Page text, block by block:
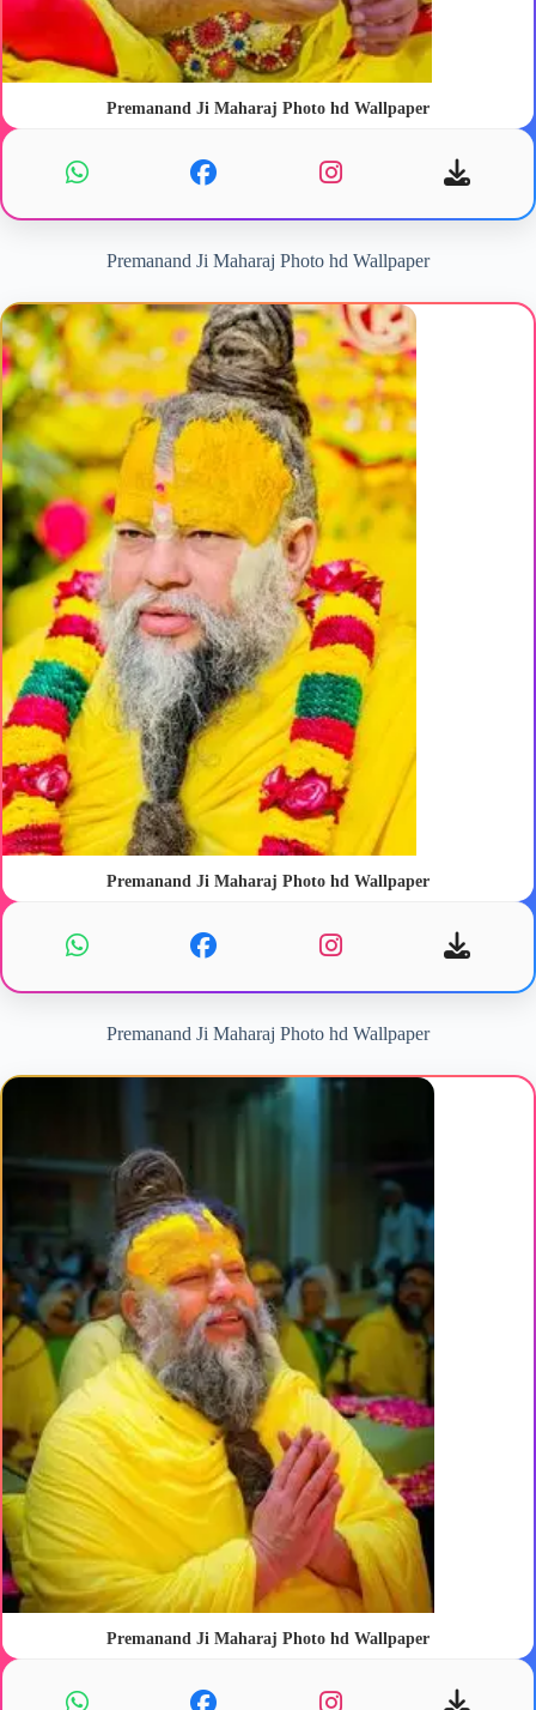
Premanand Ji Maharaj Photo hd Wallpaper
Premanand Ji Maharaj Photo hd Wallpaper
Premanand Ji Maharaj Photo hd Wallpaper
Premanand Ji Maharaj Photo hd Wallpaper
Premanand Ji Maharaj Photo hd Wallpaper